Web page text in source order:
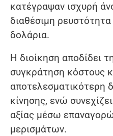
κατέγραψαν ισχυρή
διαθέσιμη
δολάρια.
Η διοίκηση αποδίδει
συγκράτηση κόστους
αποτελεσματικότερη
κίνησης, ενώ
αξίας μέσω
μερισμάτων.